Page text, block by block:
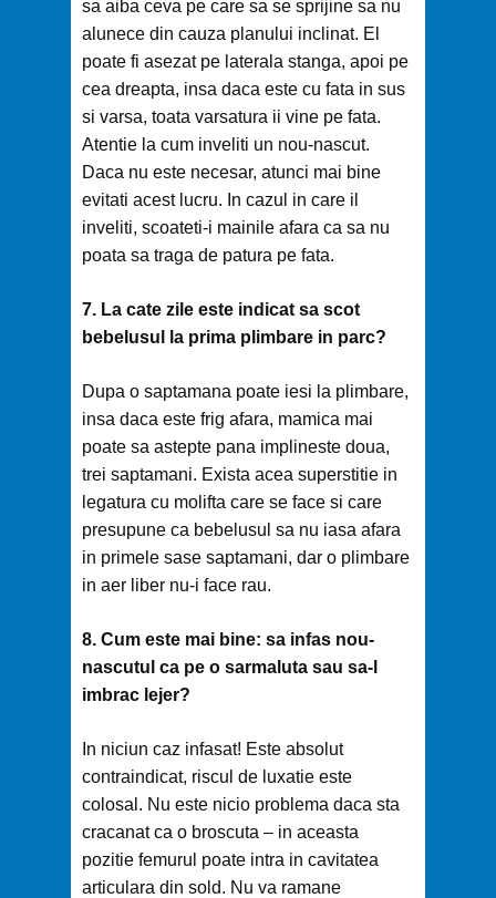
sa aiba ceva pe care sa se sprijine sa nu
alunece din cauza planului inclinat. El
poate fi asezat pe laterala stanga, apoi pe
cea dreapta, insa daca este cu fata in sus
si varsa, toata varsatura ii vine pe fata.
Atentie la cum inveliti un nou-nascut.
Daca nu este necesar, atunci mai bine
evitati acest lucru. In cazul in care il
inveliti, scoateti-i mainile afara ca sa nu
poata sa traga de patura pe fata.
7. La cate zile este indicat sa scot
bebelusul la prima plimbare in parc?
Dupa o saptamana poate iesi la plimbare,
insa daca este frig afara, mamica mai
poate sa astepte pana implineste doua,
trei saptamani. Exista acea superstitie in
legatura cu molifta care se face si care
presupune ca bebelusul sa nu iasa afara
in primele sase saptamani, dar o plimbare
in aer liber nu-i face rau.
8. Cum este mai bine: sa infas nou-
nascutul ca pe o sarmaluta sau sa-l
imbrac lejer?
In niciun caz infasat! Este absolut
contraindicat, riscul de luxatie este
colosal. Nu este nicio problema daca sta
cracanat ca o broscuta – in aceasta
pozitie femurul poate intra in cavitatea
articulara din sold. Nu va ramane